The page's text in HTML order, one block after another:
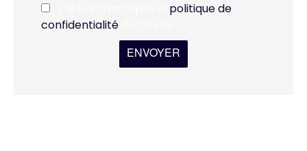
politique de
confidentialité
ENVOYER